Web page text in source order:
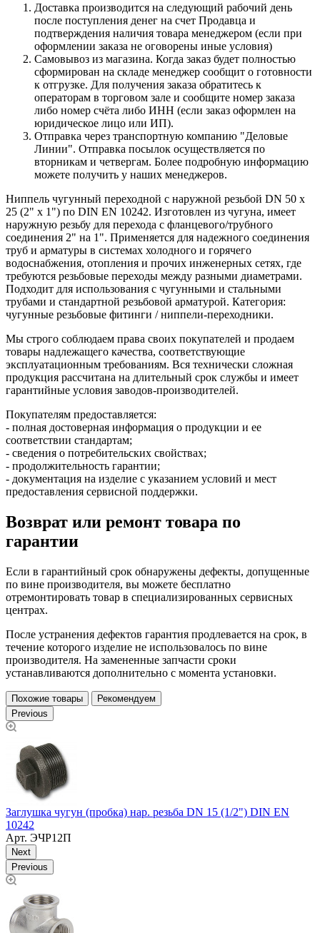
Доставка производится на следующий рабочий день
после поступления денег на счет Продавца и
подтверждения наличия товара менеджером (если при
оформлении заказа не оговорены иные условия)
Самовывоз из магазина. Когда заказ будет полностью
сформирован на складе менеджер сообщит о готовности
к отгрузке. Для получения заказа обратитесь к
операторам в торговом зале и сообщите номер заказа
либо номер счёта либо ИНН (если заказ оформлен на
юридическое лицо или ИП).
Отправка через транспортную компанию "Деловые
Линии". Отправка посылок осуществляется по
вторникам и четвергам. Более подробную информацию
можете получить у наших менеджеров.
Ниппель чугунный переходной с наружной резьбой DN 50 х
25 (2" х 1") по DIN EN 10242. Изготовлен из чугуна, имеет
наружную резьбу для перехода с фланцевого/трубного
соединения 2" на 1". Применяется для надежного соединения
труб и арматуры в системах холодного и горячего
водоснабжения, отопления и прочих инженерных сетях, где
требуются резьбовые переходы между разными диаметрами.
Подходит для использования с чугунными и стальными
трубами и стандартной резьбовой арматурой. Категория:
чугунные резьбовые фитинги / ниппели-переходники.
Мы строго соблюдаем права своих покупателей и продаем
товары надлежащего качества, соответствующие
эксплуатационным требованиям. Вся технически сложная
продукция рассчитана на длительный срок службы и имеет
гарантийные условия заводов-производителей.
Покупателям предоставляется:
- полная достоверная информация о продукции и ее
соответствии стандартам;
- сведения о потребительских свойствах;
- продолжительность гарантии;
- документация на изделие с указанием условий и мест
предоставления сервисной поддержки.
Возврат или ремонт товара по
гарантии
Если в гарантийный срок обнаружены дефекты, допущенные
по вине производителя, вы можете бесплатно
отремонтировать товар в специализированных сервисных
центрах.
После устранения дефектов гарантия продлевается на срок, в
течение которого изделие не использовалось по вине
производителя. На замененные запчасти сроки
устанавливаются дополнительно с момента установки.
Похожие товары
Рекомендуем
Previous
Заглушка чугун (пробка) нар. резьба DN 15 (1/2") DIN EN
10242
Арт. ЭЧР12П
Next
Previous